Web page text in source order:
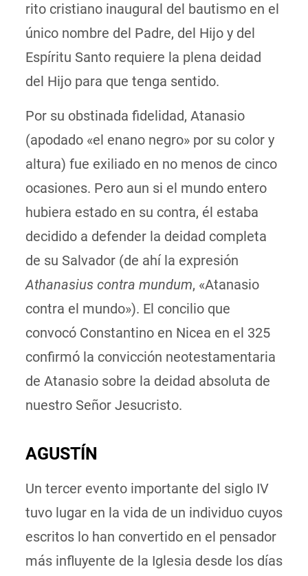
rito cristiano inaugural del bautismo en el
único nombre del Padre, del Hijo y del
Espíritu Santo requiere la plena deidad
del Hijo para que tenga sentido.
Por su obstinada fidelidad, Atanasio
(apodado «el enano negro» por su color y
altura) fue exiliado en no menos de cinco
ocasiones. Pero aun si el mundo entero
hubiera estado en su contra, él estaba
decidido a defender la deidad completa
de su Salvador (de ahí la expresión
Athanasius contra mundum, «Atanasio
contra el mundo»). El concilio que
convocó Constantino en Nicea en el 325
confirmó la convicción neotestamentaria
de Atanasio sobre la deidad absoluta de
nuestro Señor Jesucristo.
AGUSTÍN
Un tercer evento importante del siglo IV
tuvo lugar en la vida de un individuo cuyos
escritos lo han convertido en el pensador
más influyente de la Iglesia desde los días